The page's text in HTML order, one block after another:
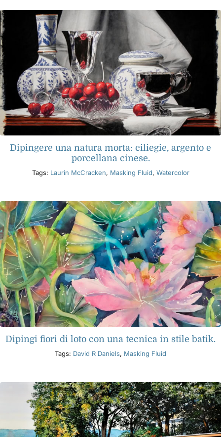
Dipingere una natura morta: ciliegie, argento e
porcellana cinese.
Tags: Laurin McCracken, Masking Fluid, Watercolor
Dipingi fiori di loto con una tecnica in stile batik.
Tags: David R Daniels, Masking Fluid